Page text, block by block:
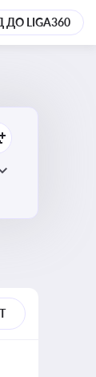
ДО LIGA360